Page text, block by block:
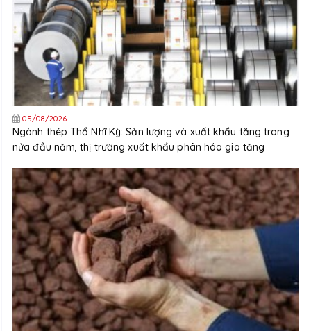
05/08/2026
Ngành thép Thổ Nhĩ Kỳ: Sản lượng và xuất khẩu tăng trong
nửa đầu năm, thị trường xuất khẩu phân hóa gia tăng